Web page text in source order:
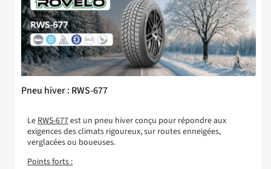
Pneu hiver : RWS-677
LeRWS-677est un pneu hiver conçu pour répondre aux
exigences des climats rigoureux, sur routes enneigées,
verglacées ou boueuses.
Points forts :